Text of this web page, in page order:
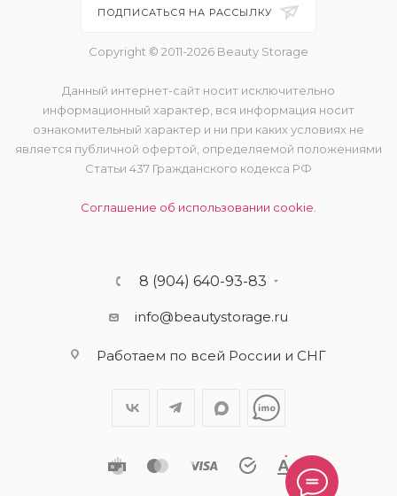
ПОДПИСАТЬСЯ НА РАССЫЛКУ
Copyright © 2011-2026 Beauty Storage
Данный интернет-сайт носит исключительно
информационный характер, вся информация носит
ознакомительный характер и ни при каких условиях не
является публичной офертой, определяемой положениями
Статьи 437 Гражданского кодекса РФ
Соглашение об использовании cookie.
8 (904) 640-93-83
info@beautystorage.ru
Работаем по всей России и СНГ